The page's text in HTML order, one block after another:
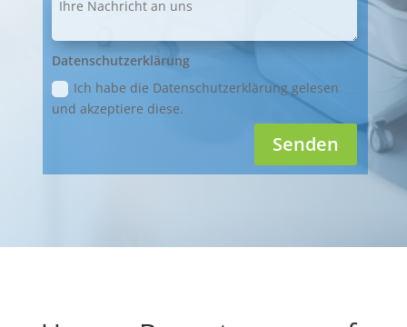
Datenschutzerklärung
Ich habe die Datenschutzerklärung gelesen
und akzeptiere diese.
Senden